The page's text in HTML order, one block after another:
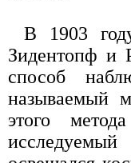
В 1903
Зидентопф и
способ
называемый
этого